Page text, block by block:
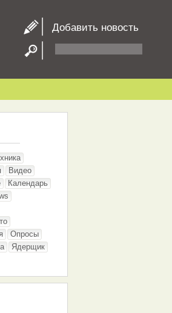
Добавить новость
Видео
Календарь
Опросы
Ядерщик